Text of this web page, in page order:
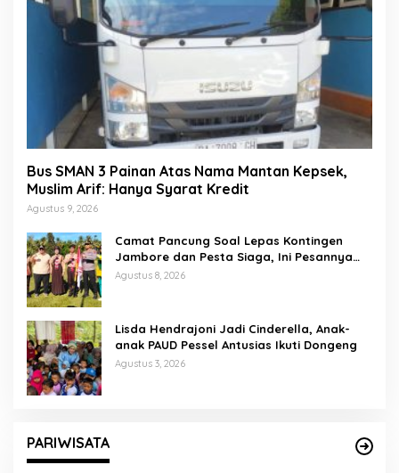
Bus SMAN 3 Painan Atas Nama Mantan Kepsek,
Muslim Arif: Hanya Syarat Kredit
Agustus 9, 2026
Camat Pancung Soal Lepas Kontingen
Jambore dan Pesta Siaga, Ini Pesannya
kepada Peserta
Agustus 8, 2026
Lisda Hendrajoni Jadi Cinderella, Anak-
anak PAUD Pessel Antusias Ikuti Dongeng
Agustus 3, 2026
PARIWISATA